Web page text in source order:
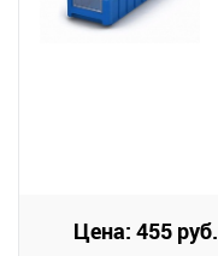
Цена: 455 руб.